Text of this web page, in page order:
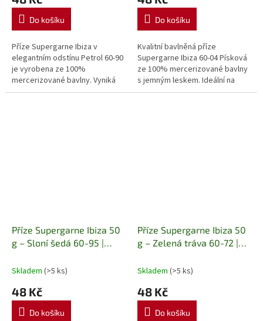
Do košíku
Příze Supergarne Ibiza v
elegantním odstínu Petrol 60-90
je vyrobena ze 100%
mercerizované bavlny. Vyniká
jemným leskem, pevností a je
Do košíku
Kvalitní bavlněná příze
Supergarne Ibiza 60-04 Písková
ze 100% mercerizované bavlny
s jemným leskem. Ideální na
letní oblečení, háčkování,
Příze Supergarne Ibiza 50
g – Sloní šedá 60-95 |
bavlna Lesklá bavlněná
Skladem (>5 ks)
48 Kč
Do košíku
Příze Supergarne Ibiza 50
g – Zelená tráva 60-72 |
bavlna Lesklá bavlněná
Skladem (>5 ks)
48 Kč
Do košíku